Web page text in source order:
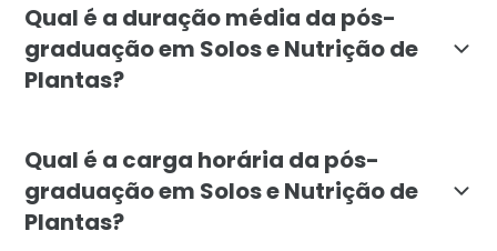
Qual é a duração média da pós-
graduação em Solos e Nutrição de
Plantas?
Qual é a carga horária da pós-
graduação em Solos e Nutrição de
Plantas?